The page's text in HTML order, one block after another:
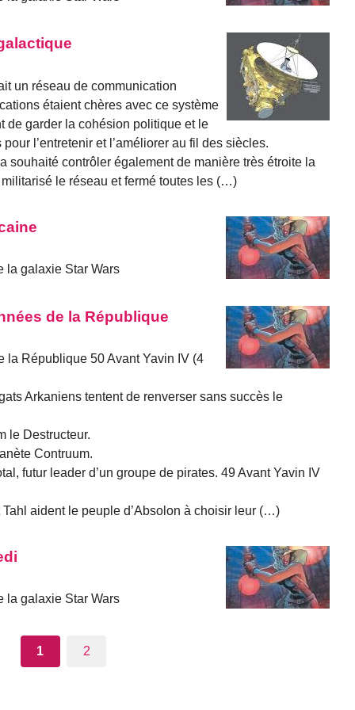
un réseau de communication
étaient chères avec ce système
de garder la cohésion politique et le
l’entretenir et l’améliorer au fil des siècles.
souhaité contrôler également de manière très étroite la
le réseau et fermé toutes les (…)
la galaxie Star Wars
de la République
la République 50 Avant Yavin IV (4
Arkaniens tentent de renverser sans succès le
le Destructeur.
Contruum.
futur leader d’un groupe de pirates. 49 Avant Yavin IV
aident le peuple d’Absolon à choisir leur (…)
la galaxie Star Wars
1 2